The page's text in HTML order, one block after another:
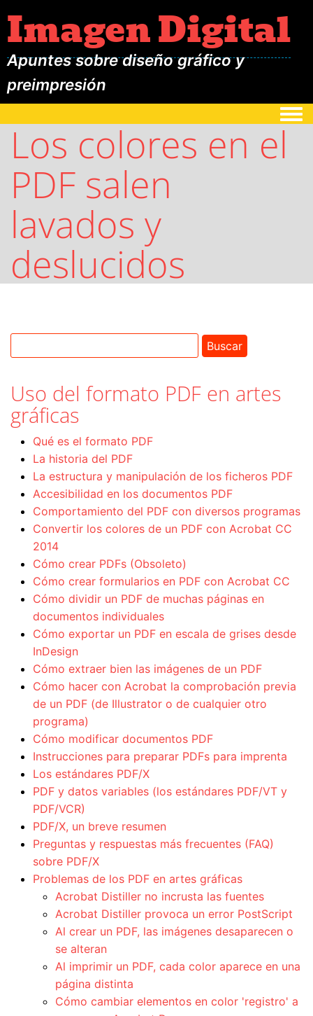
Imagen Digital
Apuntes sobre diseño gráfico y
preimpresión
Los colores en el
PDF salen
lavados y
deslucidos
Uso del formato PDF en artes
gráficas
Qué es el formato PDF
La historia del PDF
La estructura y manipulación de los ficheros PDF
Accesibilidad en los documentos PDF
Comportamiento del PDF con diversos programas
Convertir los colores de un PDF con Acrobat CC
2014
Cómo crear PDFs (Obsoleto)
Cómo crear formularios en PDF con Acrobat CC
Cómo dividir un PDF de muchas páginas en
documentos individuales
Cómo exportar un PDF en escala de grises desde
InDesign
Cómo extraer bien las imágenes de un PDF
Cómo hacer con Acrobat la comprobación previa
de un PDF (de Illustrator o de cualquier otro
programa)
Cómo modificar documentos PDF
Instrucciones para preparar PDFs para imprenta
Los estándares PDF/X
PDF y datos variables (los estándares PDF/VT y
PDF/VCR)
PDF/X, un breve resumen
Preguntas y respuestas más frecuentes (FAQ)
sobre PDF/X
Problemas de los PDF en artes gráficas
Acrobat Distiller no incrusta las fuentes
Acrobat Distiller provoca un error PostScript
Al crear un PDF, las imágenes desaparecen o
se alteran
Al imprimir un PDF, cada color aparece en una
página distinta
Cómo cambiar elementos en color 'registro' a